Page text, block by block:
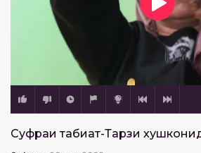
Суфраи табиат-Тарзи